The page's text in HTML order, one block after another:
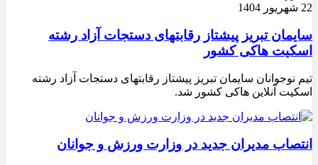
22 شهریور 1404
سایمان تبریز پیشتاز رقابتهای دستجات آزاد رشته
اسکیت هاکی کشور
تیم نوجوانان سایمان تبریز پیشتاز رقابتهای دستجات آزاد رشته
اسکیت آنلاین هاکی کشور شد.
انتصاب مدیران جدید در وزارت ورزش و جوانان